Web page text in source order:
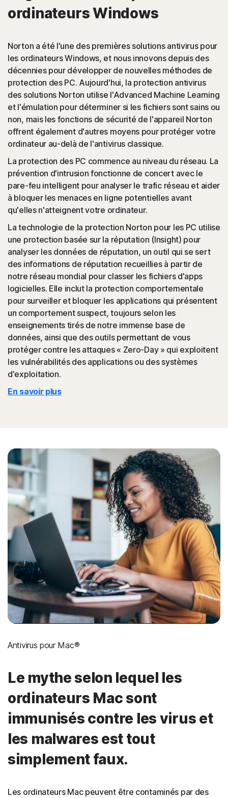
PUA
(applications potentiellement indésirables) : la protection
Norton détecte les extensions de navigateur ou les
applications connues pour causer des problèmes et les
désinstalle.
Attaques basées sur un script
(JavaScript, VBA, VBS, Powershell) : les menaces en
ligne modernes utilisent des langages de script au lieu de
fichiers exécutables. La protection Norton les détecte et
Fraude aux réseaux sociaux◊
La protection Norton aide à bloquer le like-jacking
(détournement de « J'aime ») sur Facebook. Il s'agit d'un
type de clickjacking qui consiste à appliquer un
« J'aime » à un élément malveillant en arrière-plan et
ainsi en faire la promotion auprès de vos amis.
Fraude au support technique◊
La protection Norton aide à bloquer les sites web qui
imitent le support technique officiel d'entreprises.
ou indirectement, d'un phishing ou d'une fraude.
ordinateurs Windows
Norton a été l'une des premières solutions antivirus pour
les ordinateurs Windows, et nous innovons depuis des
décennies pour développer de nouvelles méthodes de
protection des PC. Aujourd'hui, la protection antivirus
des solutions Norton utilise l'Advanced Machine Learning
et l'émulation pour déterminer si les fichiers sont sains ou
non, mais les fonctions de sécurité de l'appareil Norton
offrent également d'autres moyens pour protéger votre
ordinateur au-delà de l'antivirus classique.
La protection des PC commence au niveau du réseau. La
prévention d'intrusion fonctionne de concert avec le
pare-feu intelligent pour analyser le trafic réseau et aider
à bloquer les menaces en ligne potentielles avant
qu'elles n'atteignent votre ordinateur.
La technologie de la protection Norton pour les PC utilise
une protection basée sur la réputation (Insight) pour
analyser les données de réputation, un outil qui se sert
des informations de réputation recueillies à partir de
notre réseau mondial pour classer les fichiers d'apps
logicielles. Elle inclut la protection comportementale
pour surveiller et bloquer les applications qui présentent
un comportement suspect, toujours selon les
enseignements tirés de notre immense base de
données, ainsi que des outils permettant de vous
protéger contre les attaques « Zero-Day » qui exploitent
les vulnérabilités des applications ou des systèmes
d'exploitation.
En savoir plus
Antivirus pour Mac®
Le mythe selon lequel les
ordinateurs Mac sont
immunisés contre les virus et
les malwares est tout
simplement faux.
Les ordinateurs Mac peuvent être contaminés par des